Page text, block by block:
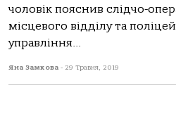
чоловік пояснив слідчо-
місцевого відділу та
управління...
Яна Замкова - 29 Травня, 2019